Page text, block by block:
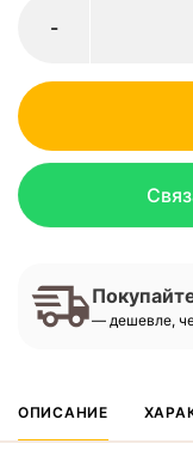
-
— дешевле,
ОПИСАНИЕ